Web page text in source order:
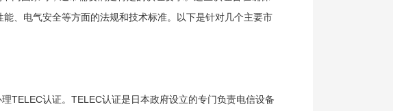
、电气安全等方面的法规和技术标准。以下是针对几个主要市
TELEC认证。TELEC认证是日本政府设立的专门负责电信设备